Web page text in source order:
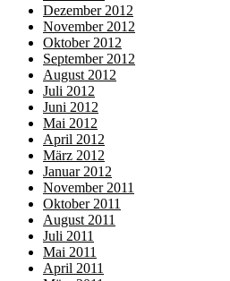
Dezember 2012
November 2012
Oktober 2012
September 2012
August 2012
Juli 2012
Juni 2012
Mai 2012
April 2012
März 2012
Januar 2012
November 2011
Oktober 2011
August 2011
Juli 2011
Mai 2011
April 2011